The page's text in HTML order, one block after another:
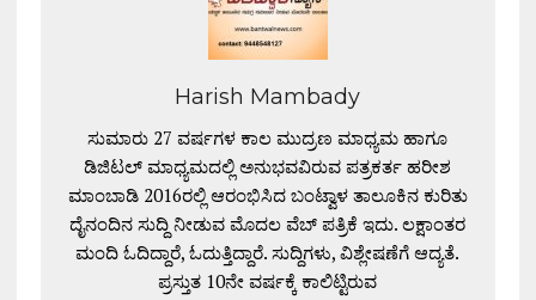
Harish Mambady
ಸುಮಾರು 27 ವರ್ಷಗಳ ಕಾಲ ಮುದ್ರಣ ಮಾಧ್ಯಮ ಹಾಗೂ
ಡಿಜಿಟಲ್ ಮಾಧ್ಯಮದಲ್ಲಿ ಅನುಭವವಿರುವ ಪತ್ರಕರ್ತ ಹರೀಶ
ಮಾಂಬಾಡಿ 2016ರಲ್ಲಿ ಆರಂಭಿಸಿದ ಬಂಟ್ವಾಳ ತಾಲೂಕಿನ ಕುರಿತು
ದೈನಂದಿನ ಸುದ್ದಿ ನೀಡುವ ಮೊದಲ ವೆಬ್ ಪತ್ರಿಕೆ ಇದು. ಲಕ್ಷಾಂತರ
ಮಂದಿ ಓದಿದ್ದಾರೆ, ಓದುತ್ತಿದ್ದಾರೆ. ಸುದ್ದಿಗಳು, ವಿಶ್ಲೇಷಣೆಗೆ ಆದ್ಯತೆ.
ಪ್ರಸ್ತುತ 10ನೇ ವರ್ಷಕ್ಕೆ ಕಾಲಿಟ್ಟಿರುವ